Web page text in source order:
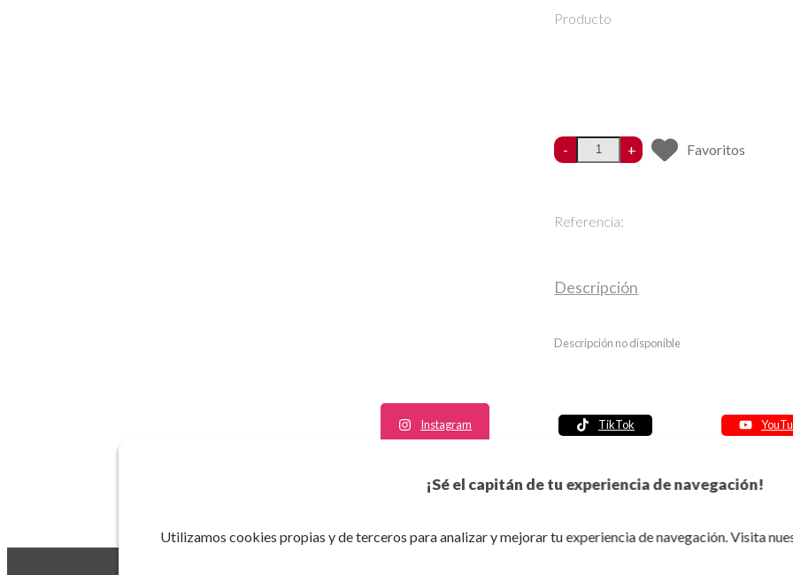
¡Sé el capitán de tu experiencia de navegación!
Utilizamos cookies propias y de terceros para analizar y mejorar tu experiencia de navegación. Visita
Producto
- + Favoritos
Referencia:
Descripción
Descripción no disponible
Instagram TikTok
Política de seguridad